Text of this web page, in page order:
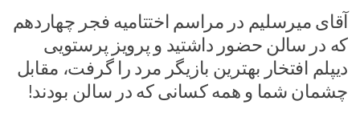
آقای میرسلیم در مراسم اختتامیه فجر چهاردهم
که در سالن حضور داشتید و پرویز پرستویی
دیپلم افتخار بهترین بازیگر مرد را گرفت، مقابل
چشمان شما و همه کسانی که در سالن بودند!